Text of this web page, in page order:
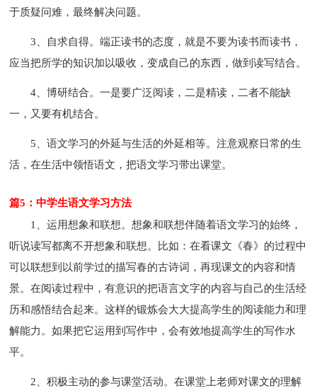
于质疑问难，最终解决问题。
3、自求自得。端正读书的态度，就是不要为读书而读书，
应当把所学的知识加以吸收，变成自己的东西，做到读写结合。
4、博研结合。一是要广泛阅读，二是精读，二者不能缺
一，又要有机结合。
5、语文学习的外延与生活的外延相等。注意观察日常的生
活，在生活中领悟语文，把语文学习带出课堂。
篇5：中学生语文学习方法
1、运用想象和联想。想象和联想伴随着语文学习的始终，
听说读写都离不开想象和联想。比如：在看课文《春》的过程中
可以联想到以前学过的描写春的古诗词，再现课文的内容和情
景。在阅读过程中，有意识的把语言文字的内容与自己的生活经
历和感悟结合起来。这样的锻炼会大大提高学生的阅读能力和理
解能力。如果把它运用到写作中，会有效地提高学生的写作水
平。
2、积极主动的参与课堂活动。在课堂上老师对课文的理解